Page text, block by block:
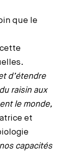
que le
d’étendre
raisin aux
le monde,
et
capacités